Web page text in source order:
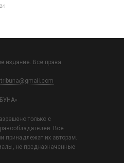
издание. Все права
только с
Все
принадлежат их авторам.
не предназначенные